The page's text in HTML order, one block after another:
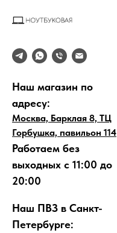
Наш магазин по
адресу:
Москва, Барклая 8, ТЦ
Горбушка, павильон 114
Работаем без
выходных с 11:00 до
20:00
Наш ПВЗ в Санкт-
Петербурге: